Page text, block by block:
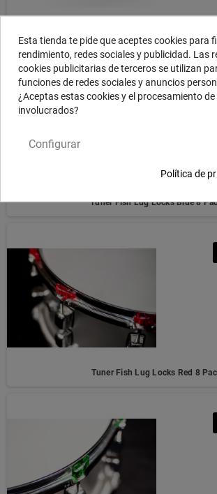
Tuner Fish Lug Locks Blue 8
Tuner Fish Lug Locks Red 8
Esta tienda te pide que aceptes cookies para
rendimiento, redes sociales y publicidad. Las
cookies publicitarias de terceros se utilizan
funciones de redes sociales y anuncios
¿Aceptas estas cookies y el procesamiento
involucrados?
Configurar
Política de